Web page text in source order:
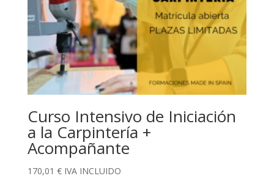
Curso Intensivo de Iniciación
a la Carpintería +
Acompañante
170,01 € IVA INCLUIDO